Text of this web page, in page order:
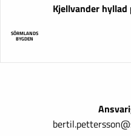
SÖRMLANDS
BYGDEN
Kjellvander hyllad